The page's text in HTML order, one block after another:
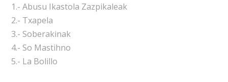
1.- Abusu Ikastola Zazpikaleak
2.- Txapela
3.- Soberakinak
4.- So Mastihno
5.- La Bolillo